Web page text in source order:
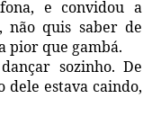
e convidou a
não quis saber de
pior que gambá.
sozinho. De
estava caindo,